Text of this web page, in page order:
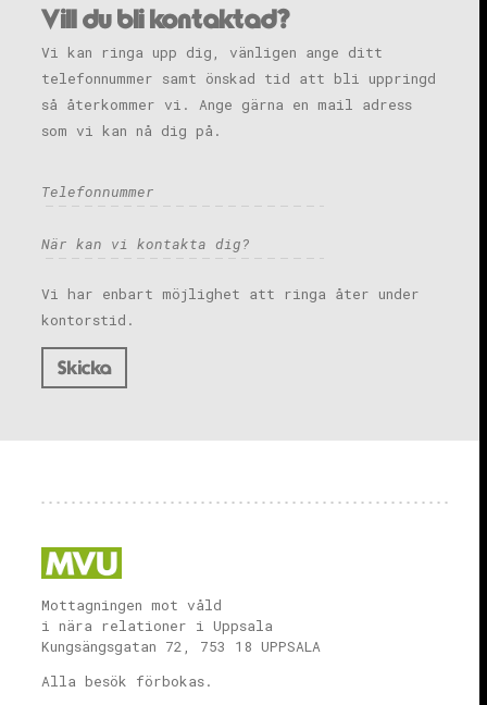
Vill du bli kontaktad?
Vi kan ringa upp dig, vänligen ange ditt
telefonnummer samt önskad tid att bli uppringd
så återkommer vi. Ange gärna en mail adress
som vi kan nå dig på.
Vi har enbart möjlighet att ringa åter under
kontorstid.
Mottagningen mot våld
i nära relationer i Uppsala
Kungsängsgatan 72, 753 18 UPPSALA
Alla besök förbokas.